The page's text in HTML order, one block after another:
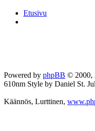
Etusivu
Powered by phpBB © 2000,
610nm Style by Daniel St.
Käännös, Lurttinen,